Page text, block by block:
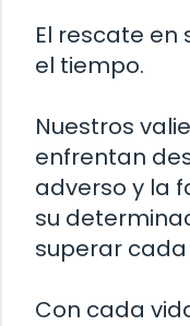
El rescate
el tiempo.
Nuestros
enfrentan
adverso y la
su
superar
Con cada